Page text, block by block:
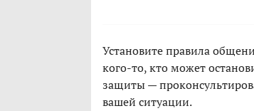
Установите правила
кого-то, кто может
защиты —
вашей ситуации.